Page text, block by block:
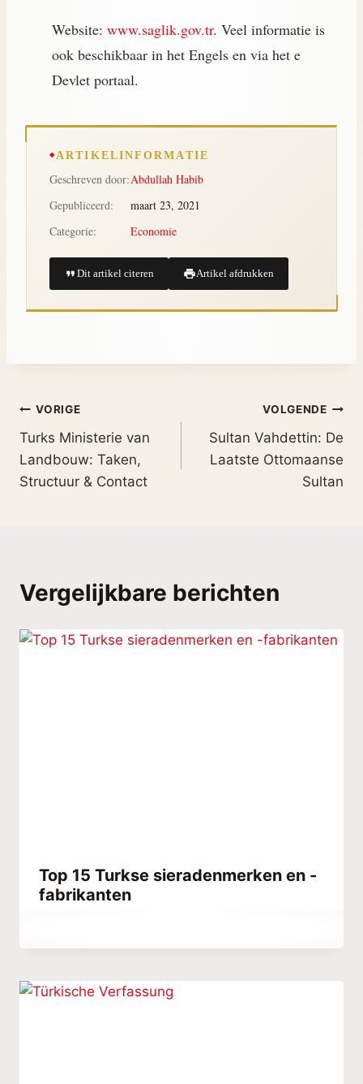
Website: www.saglik.gov.tr. Veel informatie is
ook beschikbaar in het Engels en via het e
Devlet portaal.
ARTIKELINFORMATIE
Geschreven door:Abdullah Habib
Gepubliceerd:
maart 23, 2021
Categorie:
Economie
Dit artikel citeren Artikel afdrukken
VORIGE
Turks Ministerie van
Landbouw: Taken,
Structuur & Contact
VOLGENDE
Sultan Vahdettin: De
Laatste Ottomaanse
Sultan
Vergelijkbare berichten
Top 15 Turkse sieradenmerken en -
fabrikanten